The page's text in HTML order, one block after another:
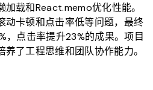
载和React.memo优化性能。
动卡顿和点击率低等问题，最终
，点击率提升23%的成果。项目
了工程思维和团队协作能力。